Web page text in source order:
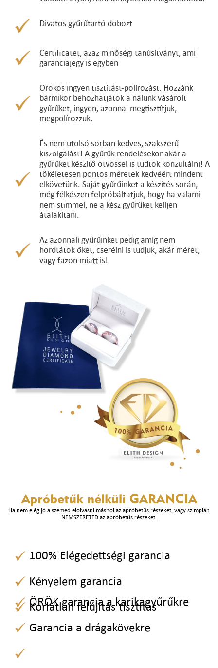
Divatos gyűrűtartó dobozt
Certificatet, azaz minőségi tanúsítványt, ami
garanciajegy is egyben
Örökös ingyen tisztítást-polírozást. Hozzánk
bármikor behozhatjátok a nálunk vásárolt
gyűrűket, ingyen, azonnal megtisztítjuk,
megpolírozzuk.
És nem utolsó sorban kedves, szakszerű
kiszolgálást! A gyűrűk rendelésekor akár a
gyűrűket készítő ötvössel is tudtok konzultálni! A
tökéletesen pontos méretek kedvéért mindent
elkövetünk. Saját gyűrűinket a készítés során,
még félkészen felpróbáltatjuk, hogy ha valami
nem stimmel, ne a kész gyűrűket kelljen
átalakítani.
Az azonnali gyűrűinket pedig amíg nem
hordtátok őket, cserélni is tudjuk, akár méret,
vagy fazon miatt is!
Apróbetűk nélküli GARANCIA
Ha nem elég jó a szemed elolvasni máshol az apróbetűs részeket, vagy szimplán
NEMSZERETED az apróbetűs részeket.
100% Elégedettségi garancia
Kényelem garancia
Korlátlan felújítás tisztítás
ÖRÖK garancia a karikagyűrűkre
Garancia a drágakövekre